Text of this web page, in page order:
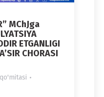
MChJga
ETGANLIGI
CHORASI